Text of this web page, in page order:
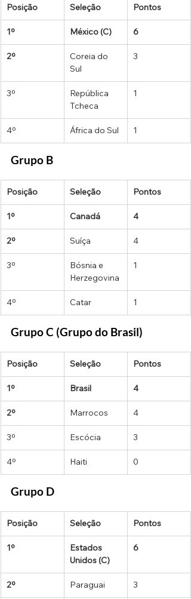
Posição Seleção Pontos
1º México (C) 6
2º
Coreia do
Sul
3
3º
República
Tcheca
1
4º África do Sul 1
Grupo B
Posição Seleção Pontos
1º Canadá 4
2º Suíça 4
3º
Bósnia e
Herzegovina
1
4º Catar 1
Grupo C (Grupo do Brasil)
Posição Seleção Pontos
1º Brasil 4
2º Marrocos 4
3º Escócia 3
4º Haiti 0
Grupo D
Posição Seleção Pontos
1º
Estados
Unidos (C)
6
2º Paraguai 3